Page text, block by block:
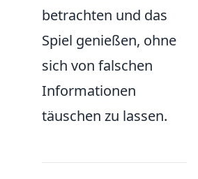
betrachten und das
Spiel genießen, ohne
sich von falschen
Informationen
täuschen zu lassen.